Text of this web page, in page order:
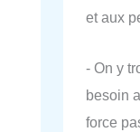
et aux
- On y
besoin
force